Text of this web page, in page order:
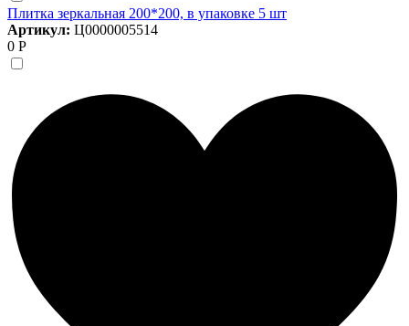
Плитка зеркальная 200*200, в упаковке 5 шт
Артикул: Ц0000005514
0 Р